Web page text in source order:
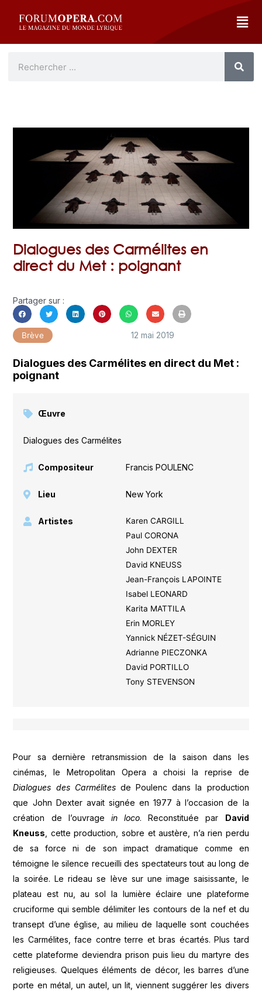
Dialogues des Carmélites en
direct du Met : poignant
Partager sur :
Brève 12 mai 2019
Dialogues des Carmélites en direct du Met :
poignant
Œuvre
Dialogues des Carmélites
Compositeur Francis POULENC
Lieu New York
Artistes
Karen CARGILL
Paul CORONA
John DEXTER
David KNEUSS
Jean-François LAPOINTE
Isabel LEONARD
Karita MATTILA
Erin MORLEY
Yannick NÉZET-SÉGUIN
Adrianne PIECZONKA
David PORTILLO
Tony STEVENSON
Pour sa dernière retransmission de la saison dans les
cinémas, le Metropolitan Opera a choisi la reprise de
Dialogues des Carmélitesde Poulenc dans la production
que John Dexter avait signée en 1977 à l’occasion de la
création de l’ouvrage in loco. Reconstituée par David
Kneuss , cette production, sobre et austère, n’a rien perdu
de sa force ni de son impact dramatique comme en
témoigne le silence recueilli des spectateurs tout au long de
la soirée. Le rideau se lève sur une image saisissante, le
plateau est nu, au sol la lumière éclaire une plateforme
cruciforme qui semble délimiter les contours de la nef et du
transept d’une église, au milieu de laquelle sont couchées
les Carmélites, face contre terre et bras écartés. Plus tard
cette plateforme deviendra prison puis lieu du martyre des
religieuses. Quelques éléments de décor, les barres d’une
porte en métal, un autel, un lit, viennent suggérer les divers